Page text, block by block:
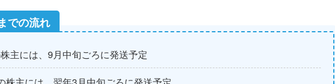
主には、9月中旬ごろに発送予定